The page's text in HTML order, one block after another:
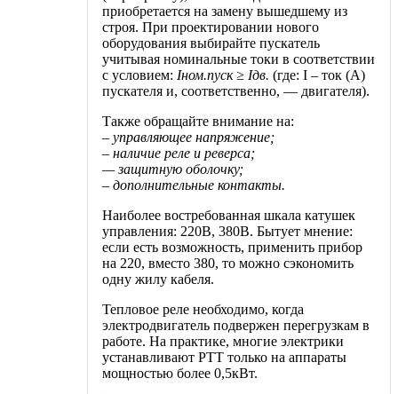
приобретается на замену вышедшему из
строя. При проектировании нового
оборудования выбирайте пускатель
учитывая номинальные токи в соответствии
с условием: Iном.пуск ≥ Iдв. (где: I – ток (А)
пускателя и, соответственно, — двигателя).
Также обращайте внимание на:
– управляющее напряжение;
– наличие реле и реверса;
— защитную оболочку;
– дополнительные контакты.
Наиболее востребованная шкала катушек
управления: 220В, 380В. Бытует мнение:
если есть возможность, применить прибор
на 220, вместо 380, то можно сэкономить
одну жилу кабеля.
Тепловое реле необходимо, когда
электродвигатель подвержен перегрузкам в
работе. На практике, многие электрики
устанавливают РТТ только на аппараты
мощностью более 0,5кВт.